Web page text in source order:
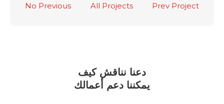
Prev Project
All Projects
No Previous
دعنا نناقش كيف
يمكننا دعم أعمالك